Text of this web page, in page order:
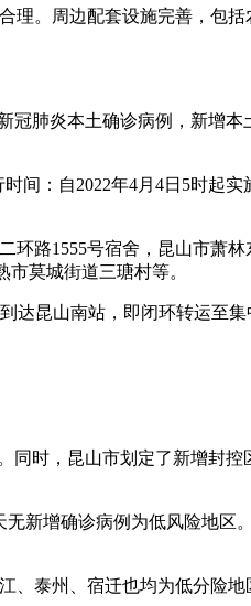
理。周边配套设施完善，包
冠肺炎本土确诊病例，新增本
间：自2022年4月4日5时起
路1555号宿舍，昆山市萧
莫城街道三瑭村等。
达昆山南站，即闭环转运至
同时，昆山市划定了新增封
新增确诊病例为低风险地区
、泰州、宿迁也均为低分险